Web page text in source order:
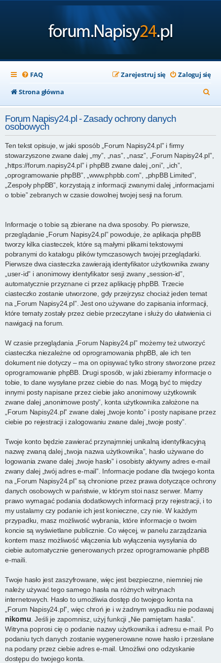
FAQ Zaloguj się
Zarejestruj się
Strona główna
z
k
Forum Napisy24.pl - Zasady ochrony danych
osobowych
Ten tekst opisuje, w jaki sposób „Forum Napisy24.pl” i firmy
stowarzyszone zwane dalej „my”, „nas”, „nasz”, „Forum Napisy24.pl”,
„https://forum.napisy24.pl” i phpBB zwane dalej „oni”, „ich”,
„oprogramowanie phpBB”, „www.phpbb.com”, „phpBB Limited”,
„Zespoły phpBB”, korzystają z informacji zwanymi dalej „informacjami
o tobie” zebranych w czasie dowolnej twojej sesji na forum.
Informacje o tobie są zbierane na dwa sposoby. Po pierwsze,
przeglądanie „Forum Napisy24.pl” powoduje, że aplikacja phpBB
tworzy kilka ciasteczek, które są małymi plikami tekstowymi
pobranymi do katalogu plików tymczasowych twojej przeglądarki.
Pierwsze dwa ciasteczka zawierają identyfikator użytkownika zwany
„user-id” i anonimowy identyfikator sesji zwany „session-id”,
automatycznie przyznane ci przez aplikację phpBB. Trzecie
ciasteczko zostanie utworzone, gdy przejrzysz chociaż jeden temat
na „Forum Napisy24.pl”. Jest ono używane do zapisania informacji,
które tematy zostały przez ciebie przeczytane i służy do ułatwienia ci
nawigacji na forum.
W czasie przeglądania „Forum Napisy24.pl” możemy też utworzyć
ciasteczka niezależne od oprogramowania phpBB, ale ich ten
dokument nie dotyczy – ma on opisywać tylko strony stworzone przez
oprogramowanie phpBB. Drugi sposób, w jaki zbieramy informacje o
tobie, to dane wysyłane przez ciebie do nas. Mogą być to między
innymi posty napisane przez ciebie jako anonimowy użytkownik
zwane dalej „anonimowe posty”, konta użytkownika założone na
„Forum Napisy24.pl” zwane dalej „twoje konto” i posty napisane przez
ciebie po rejestracji i zalogowaniu zwane dalej „twoje posty”.
Twoje konto będzie zawierać przynajmniej unikalną identyfikacyjną
nazwę zwaną dalej „twoja nazwa użytkownika”, hasło używane do
logowania zwane dalej „twoje hasło” i osobisty aktywny adres e-mail
zwany dalej „twój adres e-mail”. Informacje podane dla twojego konta
na „Forum Napisy24.pl” są chronione przez prawa dotyczące ochrony
danych osobowych w państwie, w którym stoi nasz serwer. Mamy
prawo wymagać podania dodatkowych informacji przy rejestracji, i to
my ustalamy czy podanie ich jest konieczne, czy nie. W każdym
przypadku, masz możliwość wybrania, które informacje o twoim
koncie są wyświetlane publicznie. Co więcej, w panelu zarządzania
kontem masz możliwość włączenia lub wyłączenia wysyłania do
ciebie automatycznie generowanych przez oprogramowanie phpBB
e-maili.
Twoje hasło jest zaszyfrowane, więc jest bezpieczne, niemniej nie
należy używać tego samego hasła na różnych witrynach
internetowych. Hasło to umożliwia dostęp do twojego konta na
„Forum Napisy24.pl”, więc chroń je i w żadnym wypadku nie podawaj
nikomu . Jeśli je zapomnisz, użyj funkcji „Nie pamiętam hasła”.
Witryna poprosi cię o podanie nazwy użytkownika i adresu e-mail. Po
podaniu tych danych zostanie wygenerowane nowe hasło i przesłane
na podany przez ciebie adres e-mail. Umożliwi ono odzyskanie
dostępu do twojego konta.